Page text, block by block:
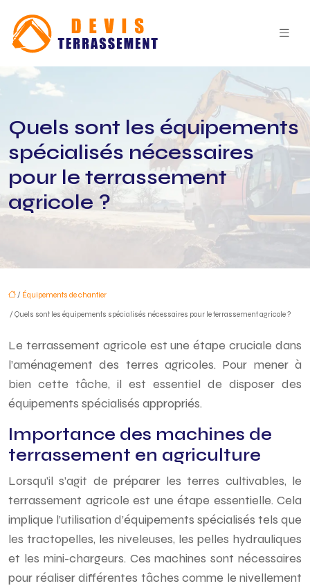
Quels sont les équipements
spécialisés nécessaires
pour le terrassement
agricole ?
/ Équipements de chantier
/ Quels sont les équipements spécialisés nécessaires pour le terrassement agricole ?
Le terrassement agricole est une étape cruciale dans
l’aménagement des terres agricoles. Pour mener à
bien cette tâche, il est essentiel de disposer des
équipements spécialisés appropriés.
Importance des machines de
terrassement en agriculture
Lorsqu’il s’agit de préparer les terres cultivables, le
terrassement agricole est une étape essentielle. Cela
implique l’utilisation d’équipements spécialisés tels que
les tractopelles, les niveleuses, les pelles hydrauliques
et les mini-chargeurs. Ces machines sont nécessaires
pour réaliser différentes tâches comme le nivellement